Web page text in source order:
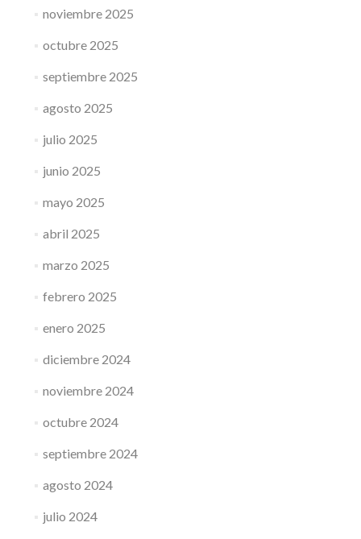
noviembre 2025
octubre 2025
septiembre 2025
agosto 2025
julio 2025
junio 2025
mayo 2025
abril 2025
marzo 2025
febrero 2025
enero 2025
diciembre 2024
noviembre 2024
octubre 2024
septiembre 2024
agosto 2024
julio 2024